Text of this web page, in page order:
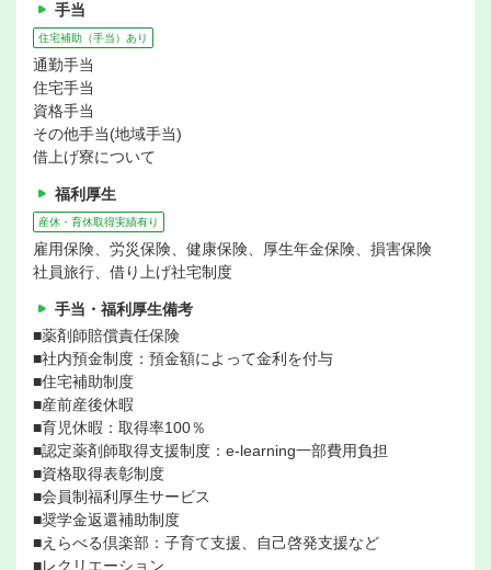
手当
住宅補助（手当）あり
通勤手当
住宅手当
資格手当
その他手当(地域手当)
借上げ寮について
福利厚生
産休・育休取得実績有り
雇用保険、労災保険、健康保険、厚生年金保険、損害保険
社員旅行、借り上げ社宅制度
手当・福利厚生備考
■薬剤師賠償責任保険
■社内預金制度：預金額によって金利を付与
■住宅補助制度
■産前産後休暇
■育児休暇：取得率100％
■認定薬剤師取得支援制度：e-learning一部費用負担
■資格取得表彰制度
■会員制福利厚生サービス
■奨学金返還補助制度
■えらべる倶楽部：子育て支援、自己啓発支援など
■レクリエーション